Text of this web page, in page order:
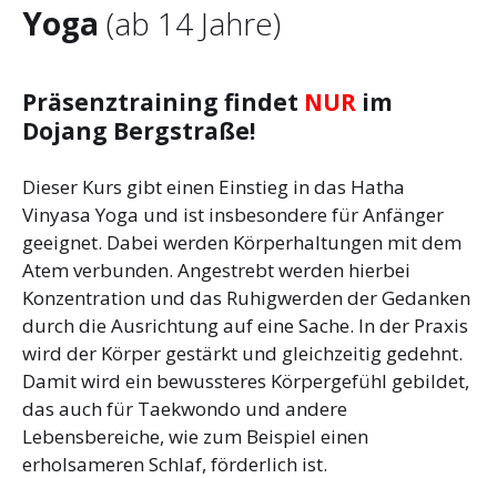
Yoga (ab 14 Jahre)
Präsenztraining findet NUR im
Dojang Bergstraße!
Dieser Kurs gibt einen Einstieg in das Hatha
Vinyasa Yoga und ist insbesondere für Anfänger
geeignet. Dabei werden Körperhaltungen mit dem
Atem verbunden. Angestrebt werden hierbei
Konzentration und das Ruhigwerden der Gedanken
durch die Ausrichtung auf eine Sache. In der Praxis
wird der Körper gestärkt und gleichzeitig gedehnt.
Damit wird ein bewussteres Körpergefühl gebildet,
das auch für Taekwondo und andere
Lebensbereiche, wie zum Beispiel einen
erholsameren Schlaf, förderlich ist.